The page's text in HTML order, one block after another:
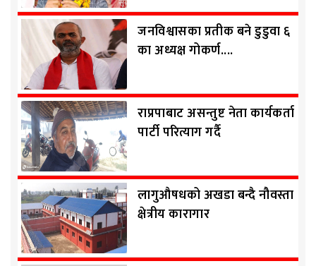
जनविश्वासका प्रतीक बने डुडुवा ६
का अध्यक्ष गोकर्ण....
राप्रपाबाट असन्तुष्ट नेता कार्यकर्ता
पार्टी परित्याग गर्दै
लागुऔषधको अखडा बन्दै नौवस्ता
क्षेत्रीय कारागार